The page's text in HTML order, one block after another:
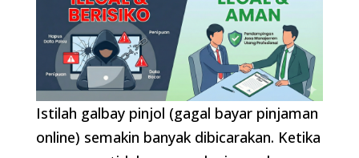
Istilah galbay pinjol (gagal bayar pinjaman
online) semakin banyak dibicarakan. Ketika